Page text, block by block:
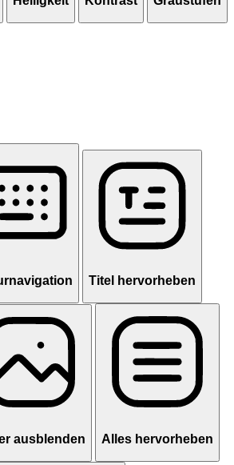
Titel hervorheben
ausblenden Alles hervorheben